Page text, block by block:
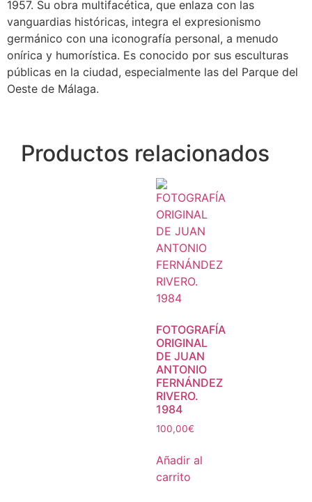
1957. Su obra multifacética, que enlaza con las
vanguardias históricas, integra el expresionismo
germánico con una iconografía personal, a menudo
onírica y humorística. Es conocido por sus esculturas
públicas en la ciudad, especialmente las del Parque del
Oeste de Málaga.
Productos relacionados
FOTOGRAFÍA
ORIGINAL
DE JUAN
ANTONIO
FERNÁNDEZ
RIVERO.
1984
100,00€
Añadir al
carrito